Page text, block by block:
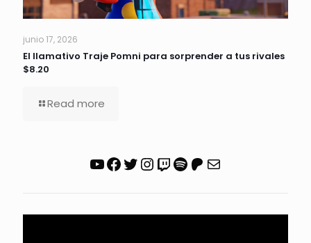
junio 17, 2026
El llamativo Traje Pomni para sorprender a tus rivales
$8.20
Read more
YouTube
Facebook
Twitter
Instagram
Twitch
Spotify
Patreon
Correo electrónico